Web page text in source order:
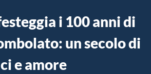
i 100 anni di
un secolo di
e amore